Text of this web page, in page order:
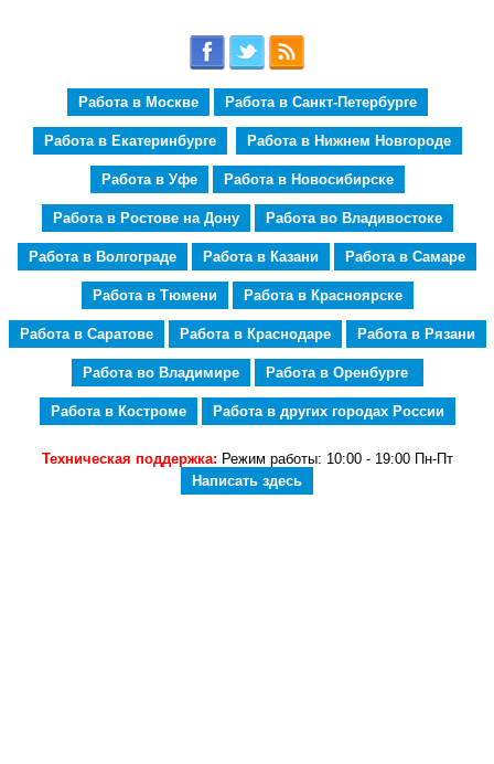
Работа в Москве Работа в Санкт-Петербурге
Работа в Екатеринбурге Работа в Нижнем Новгороде
Работа в Уфе Работа в Новосибирске
Работа в Ростове на Дону Работа во Владивостоке
Работа в Волгограде Работа в Казани Работа в Самаре
Работа в Тюмени Работа в Красноярске
Работа в Саратове Работа в Краснодаре Работа в Рязани
Работа во Владимире Работа в Оренбурге
Работа в Костроме Работа в других городах России
Техническая поддержка: Режим работы: 10:00 - 19:00 Пн-Пт
Написать здесь